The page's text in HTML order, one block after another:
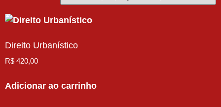
Direito Urbanístico
R$ 420,00
Adicionar ao carrinho